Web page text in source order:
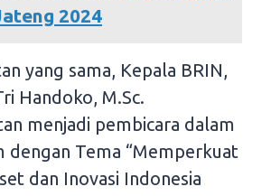
2024
yang sama, Kepala BRIN,
Handoko, M.Sc.
menjadi pembicara dalam
dengan Tema “Memperkuat
dan Inovasi Indonesia